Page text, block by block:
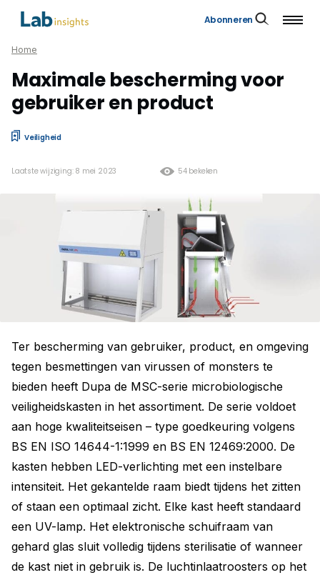
Abonneren
Home
Maximale bescherming voor
gebruiker en product
Veiligheid
54 bekeken
Laatste wijziging: 8 mei 2023
Ter bescherming van gebruiker, product, en omgeving
tegen besmettingen van virussen of monsters te
bieden heeft Dupa de MSC-serie microbiologische
veiligheidskasten in het assortiment. De serie voldoet
aan hoge kwaliteitseisen – type goedkeuring volgens
BS EN ISO 14644-1:1999 en BS EN 12469:2000. De
kasten hebben LED-verlichting met een instelbare
intensiteit. Het gekantelde raam biedt tijdens het zitten
of staan een optimaal zicht. Elke kast heeft standaard
een UV-lamp. Het elektronische schuifraam van
gehard glas sluit volledig tijdens sterilisatie of wanneer
de kast niet in gebruik is. De luchtinlaatroosters op het